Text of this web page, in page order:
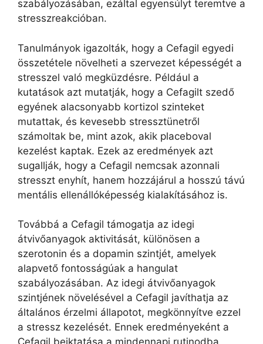
szabályozásában, ezáltal egyensúlyt teremtve a
stresszreakcióban.
Tanulmányok igazolták, hogy a Cefagil egyedi
összetétele növelheti a szervezet képességét a
stresszel való megküzdésre. Például a
kutatások azt mutatják, hogy a Cefagilt szedő
egyének alacsonyabb kortizol szinteket
mutattak, és kevesebb stressztünetről
számoltak be, mint azok, akik placeboval
kezelést kaptak. Ezek az eredmények azt
sugallják, hogy a Cefagil nemcsak azonnali
stresszt enyhít, hanem hozzájárul a hosszú távú
mentális ellenállóképesség kialakításához is.
Továbbá a Cefagil támogatja az idegi
átvivőanyagok aktivitását, különösen a
szerotonin és a dopamin szintjét, amelyek
alapvető fontosságúak a hangulat
szabályozásában. Az idegi átvivőanyagok
szintjének növelésével a Cefagil javíthatja az
általános érzelmi állapotot, megkönnyítve ezzel
a stressz kezelését. Ennek eredményeként a
Cefagil beiktatása a mindennapi rutinodba